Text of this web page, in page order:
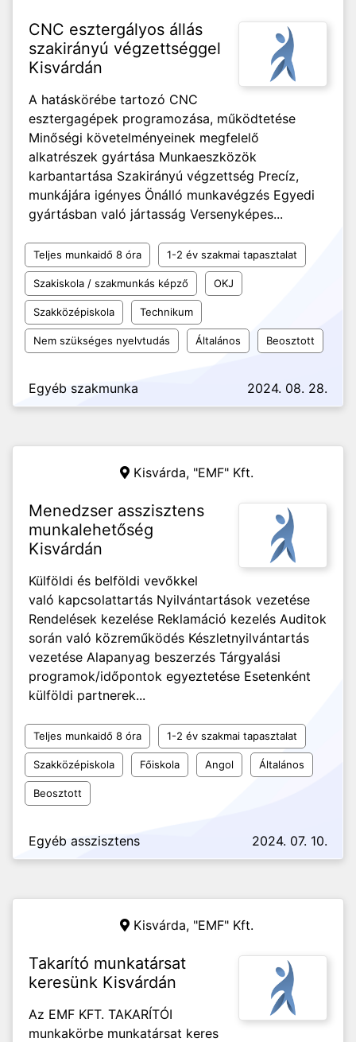
CNC esztergályos állás
szakirányú végzettséggel
Kisvárdán
A hatáskörébe tartozó CNC
esztergagépek programozása, működtetése
Minőségi követelményeinek megfelelő
alkatrészek gyártása Munkaeszközök
karbantartása Szakirányú végzettség Precíz,
munkájára igényes Önálló munkavégzés Egyedi
gyártásban való jártasság Versenyképes...
Teljes munkaidő 8 óra 1-2 év szakmai tapasztalat
Szakiskola / szakmunkás képző OKJ
Szakközépiskola Technikum
Nem szükséges nyelvtudás Általános Beosztott
Egyéb szakmunka 2024. 08. 28.
Kisvárda, "EMF" Kft.
Menedzser asszisztens
munkalehetőség
Kisvárdán
Külföldi és belföldi vevőkkel
való kapcsolattartás Nyilvántartások vezetése
Rendelések kezelése Reklamáció kezelés Auditok
során való közreműködés Készletnyilvántartás
vezetése Alapanyag beszerzés Tárgyalási
programok/időpontok egyeztetése Esetenként
külföldi partnerek...
Teljes munkaidő 8 óra 1-2 év szakmai tapasztalat
Szakközépiskola Főiskola Angol Általános
Beosztott
Egyéb asszisztens 2024. 07. 10.
Kisvárda, "EMF" Kft.
Takarító munkatársat
keresünk Kisvárdán
Az EMF KFT. TAKARÍTÓI
munkakörbe munkatársat keres